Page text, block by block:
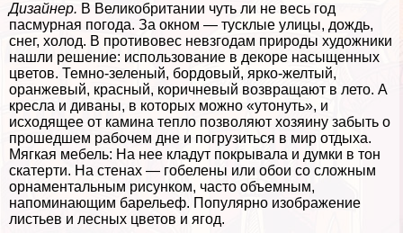
Дизайнер. В Великобритании чуть ли не весь год
пасмурная погода. За окном — тусклые улицы, дождь,
снег, холод. В противовес невзгодам природы художники
нашли решение: использование в декоре насыщенных
цветов. Темно-зеленый, бордовый, ярко-желтый,
оранжевый, красный, коричневый возвращают в лето. А
кресла и диваны, в которых можно «утонуть», и
исходящее от камина тепло позволяют хозяину забыть о
прошедшем рабочем дне и погрузиться в мир отдыха.
Мягкая мебель: На нее кладут покрывала и думки в тон
скатерти. На стенах — гобелены или обои со сложным
орнаментальным рисунком, часто объемным,
напоминающим барельеф. Популярно изображение
листьев и лесных цветов и ягод.